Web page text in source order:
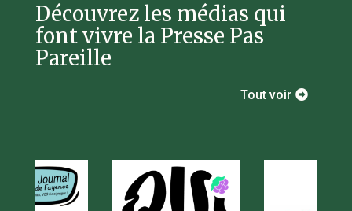
Découvrez les médias qui
font vivre la Presse Pas
Pareille
Tout voir